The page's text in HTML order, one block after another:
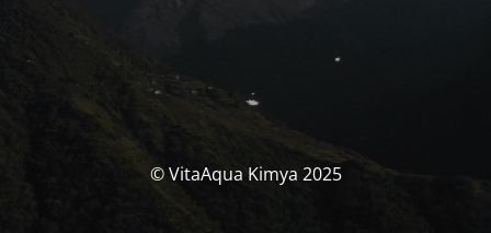
© VitaAqua Kimya 2025